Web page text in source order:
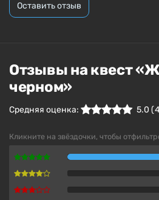
Оставить отзыв
Отзывы на квест
черном»
Средняя оценка: 5.0 (
Кликните на звёздочки, чтобы